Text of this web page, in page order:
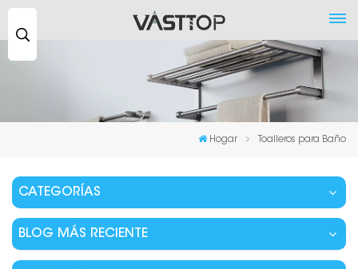
Hogar Toalleros para Baño
CATEGORÍAS
BLOG MÁS RECIENTE